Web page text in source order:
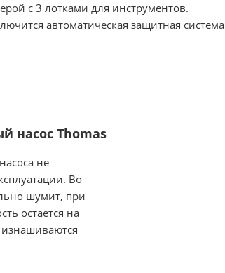
с 3 лотками для инструментов.
автоматическая защитная система
насос Thomas
не
Во
шумит, при
остается на